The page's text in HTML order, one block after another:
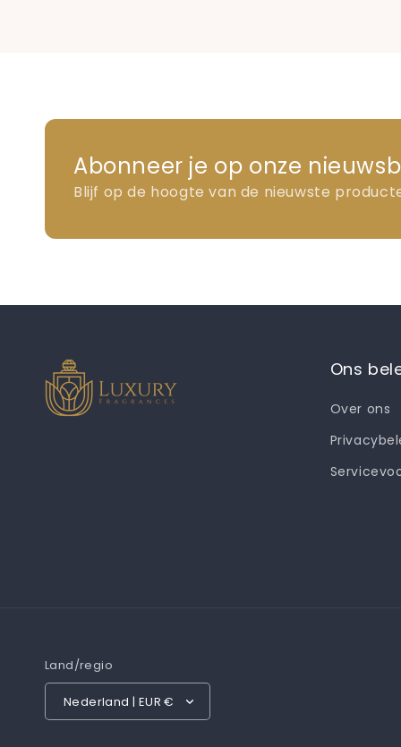
Abonneer je op onze
Blijf op de hoogte van de nieuwste
Ons
Over ons
Land/regio
Nederland | EUR €